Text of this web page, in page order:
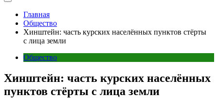
Главная
Общество
Хинштейн: часть курских населённых пунктов стёрты
с лица земли
Общество
Хинштейн: часть курских населённых
пунктов стёрты с лица земли